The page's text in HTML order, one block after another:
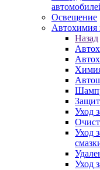
Освещение
Автохимия
Назад
Уход
Уход
Уход